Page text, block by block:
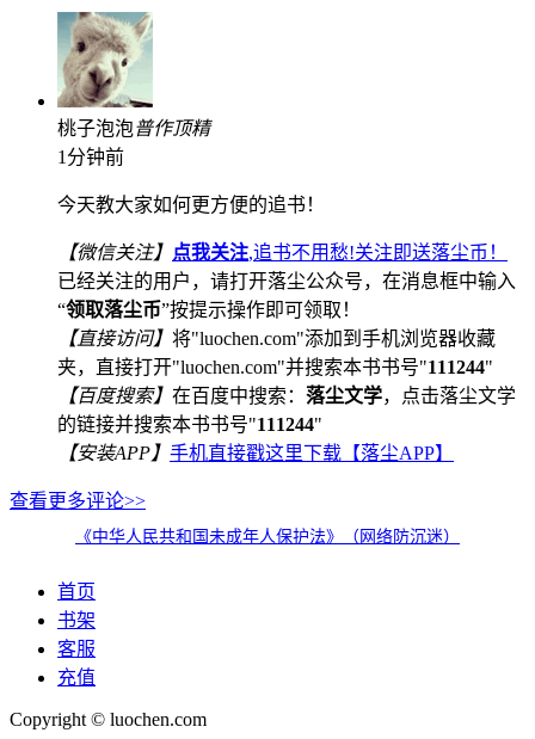
桃子泡泡普作顶精
1分钟前
今天教大家如何更方便的追书！
【微信关注】 点我关注,追书不用愁!关注即送落尘币！
已经关注的用户，请打开落尘公众号，在消息框中输入
“领取落尘币”按提示操作即可领取！
【直接访问】 将"luochen.com"添加到手机浏览器收藏
夹，直接打开"luochen.com"并搜索本书书号"111244"
【百度搜索】 在百度中搜索： 落尘文学，点击落尘文学
的链接并搜索本书书号"111244"
【安装APP】 手机直接戳这里下载【落尘APP】
查看更多评论>>
《中华人民共和国未成年人保护法》（网络防沉迷）
首页
书架
客服
充值
Copyright © luochen.com